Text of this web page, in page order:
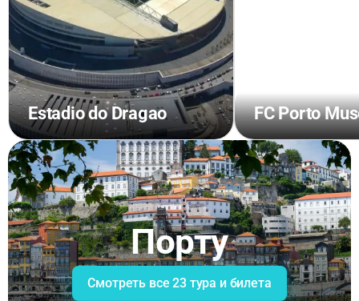
Estadio do Dragao FC Porto
Порту
Смотреть все 23 тура и билета